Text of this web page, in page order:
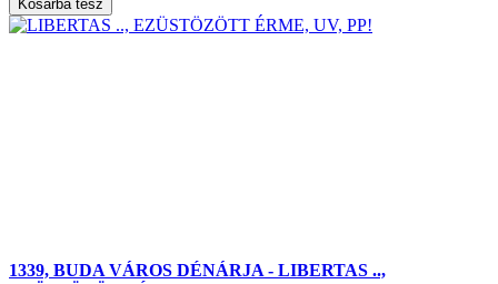
1339, BUDA VÁROS DÉNÁRJA - LIBERTAS ..,